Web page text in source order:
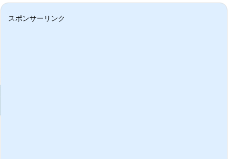
スポンサーリンク